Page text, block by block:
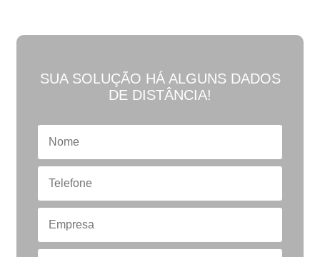
SUA SOLUÇÃO HÁ ALGUNS DADOS
DE DISTÂNCIA!